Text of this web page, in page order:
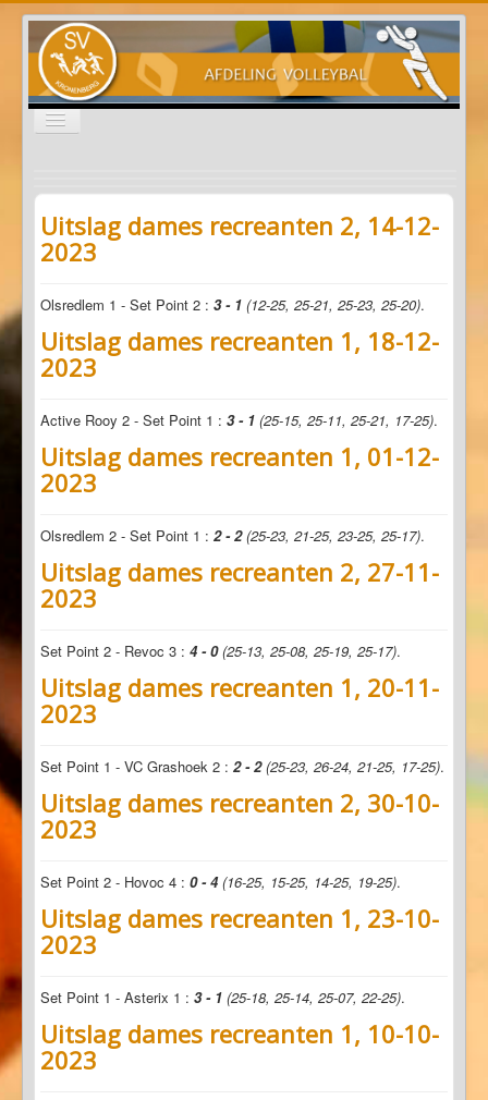
Schakelen
navigatie
Programma's
Informatie
Sponsoren
Start
Uitslag dames recreanten 2, 14-12-
2023
Olsredlem 1 - Set Point 2 : 3 - 1 (12-25, 25-21, 25-23, 25-20).
Uitslag dames recreanten 1, 18-12-
2023
Active Rooy 2 - Set Point 1 : 3 - 1 (25-15, 25-11, 25-21, 17-25).
Uitslag dames recreanten 1, 01-12-
2023
Olsredlem 2 - Set Point 1 : 2 - 2(25-23, 21-25, 23-25, 25-17).
Uitslag dames recreanten 2, 27-11-
2023
Set Point 2 - Revoc 3 : 4 - 0(25-13, 25-08, 25-19, 25-17).
Uitslag dames recreanten 1, 20-11-
2023
Set Point 1 - VC Grashoek 2 : 2 - 2(25-23, 26-24, 21-25, 17-25).
Uitslag dames recreanten 2, 30-10-
2023
Set Point 2 - Hovoc 4 : 0 - 4(16-25, 15-25, 14-25, 19-25).
Uitslag dames recreanten 1, 23-10-
2023
Set Point 1 - Asterix 1 : 3 - 1 (25-18, 25-14, 25-07, 22-25).
Uitslag dames recreanten 1, 10-10-
2023